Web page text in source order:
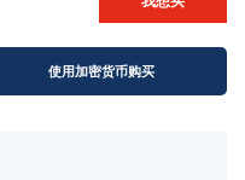
使用加密货币购买